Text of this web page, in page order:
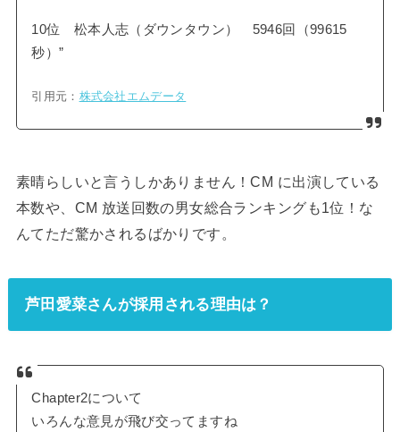
10位 松本人志（ダウンタウン） 5946回（99615
秒）”
引用元： 株式会社エムデータ
素晴らしいと言うしかありません！CM に出演している
本数や、CM 放送回数の男女総合ランキングも1位！な
んてただ驚かされるばかりです。
芦田愛菜さんが採用される理由は？
Chapter2について
いろんな意見が飛び交ってますね